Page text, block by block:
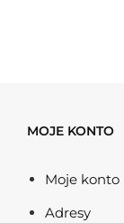
MOJE KONTO
Moje konto
Adresy